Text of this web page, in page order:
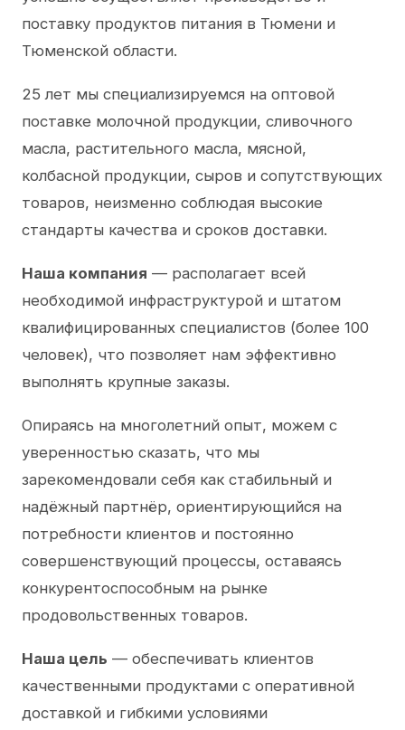
поставку продуктов питания в Тюмени и
Тюменской области.
25 лет мы специализируемся на оптовой
поставке молочной продукции, сливочного
масла, растительного масла, мясной,
колбасной продукции, сыров и сопутствующих
товаров, неизменно соблюдая высокие
стандарты качества и сроков доставки.
Наша компания — располагает всей
необходимой инфраструктурой и штатом
квалифицированных специалистов (более 100
человек), что позволяет нам эффективно
выполнять крупные заказы.
Опираясь на многолетний опыт, можем с
уверенностью сказать, что мы
зарекомендовали себя как стабильный и
надёжный партнёр, ориентирующийся на
потребности клиентов и постоянно
совершенствующий процессы, оставаясь
конкурентоспособным на рынке
продовольственных товаров.
Наша цель — обеспечивать клиентов
качественными продуктами с оперативной
доставкой и гибкими условиями